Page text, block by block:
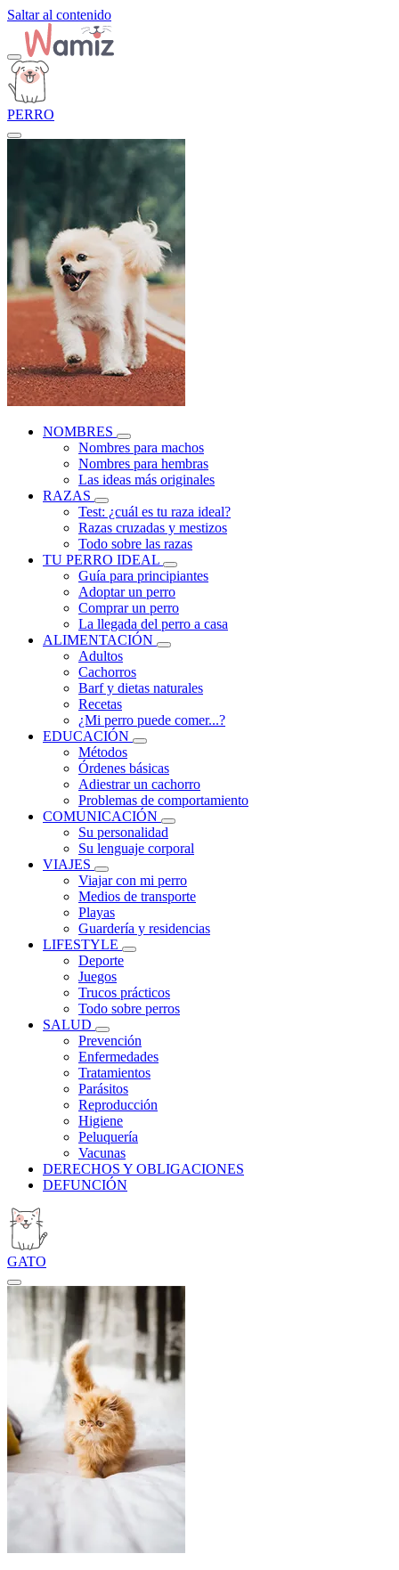
Saltar al contenido
PERRO
NOMBRES
Nombres para machos
Nombres para hembras
Las ideas más originales
RAZAS
Test: ¿cuál es tu raza ideal?
Razas cruzadas y mestizos
Todo sobre las razas
TU PERRO IDEAL
Guía para principiantes
Adoptar un perro
Comprar un perro
La llegada del perro a casa
ALIMENTACIÓN
Adultos
Cachorros
Barf y dietas naturales
Recetas
¿Mi perro puede comer...?
EDUCACIÓN
Métodos
Órdenes básicas
Adiestrar un cachorro
Problemas de comportamiento
COMUNICACIÓN
Su personalidad
Su lenguaje corporal
VIAJES
Viajar con mi perro
Medios de transporte
Playas
Guardería y residencias
LIFESTYLE
Deporte
Juegos
Trucos prácticos
Todo sobre perros
SALUD
Prevención
Enfermedades
Tratamientos
Parásitos
Reproducción
Higiene
Peluquería
Vacunas
DERECHOS Y OBLIGACIONES
DEFUNCIÓN
GATO